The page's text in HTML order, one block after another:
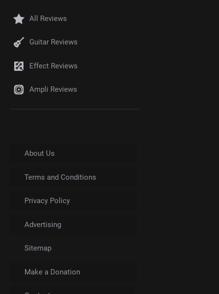
All Reviews
Guitar Reviews
Effect Reviews
Ampli Reviews
About Us
Terms and Conditions
Privacy Policy
Advertising
Sitemap
Make a Donation